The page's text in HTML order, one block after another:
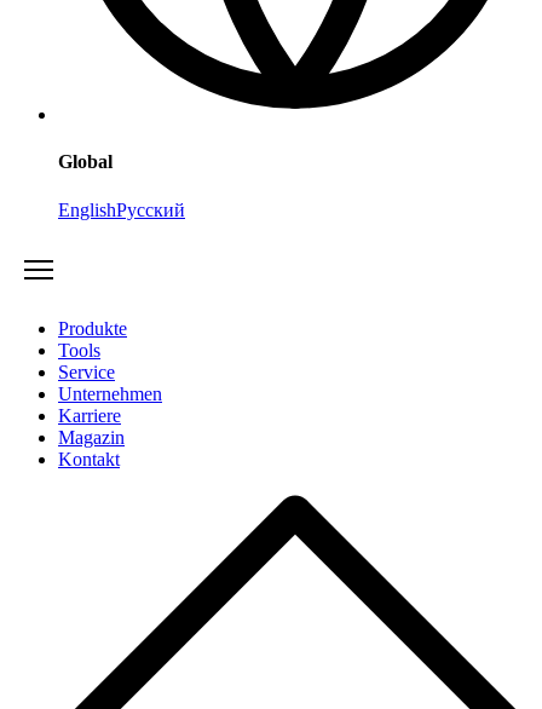
Global
EnglishРусский
Produkte
Tools
Service
Unternehmen
Karriere
Magazin
Kontakt